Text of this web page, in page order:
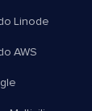
Linode
AWS